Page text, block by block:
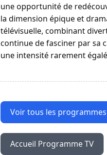
une opportunité de
la dimension épique et
télévisuelle, combinant
continue de fasciner par sa
une intensité rarement
Voir tous les
Accueil Programme TV